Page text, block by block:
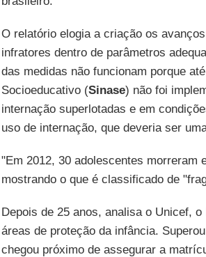
O relatório elogia a criação os
infratores dentro de parâmetros
das medidas não funcionam porque
Socioeducativo (Sinase) não foi
internação superlotadas e em
uso de internação, que deveria ser
"Em 2012, 30 adolescentes morreram
mostrando o que é classificado de
Depois de 25 anos, analisa o Unicef,
áreas de proteção da infância.
chegou próximo de assegurar a